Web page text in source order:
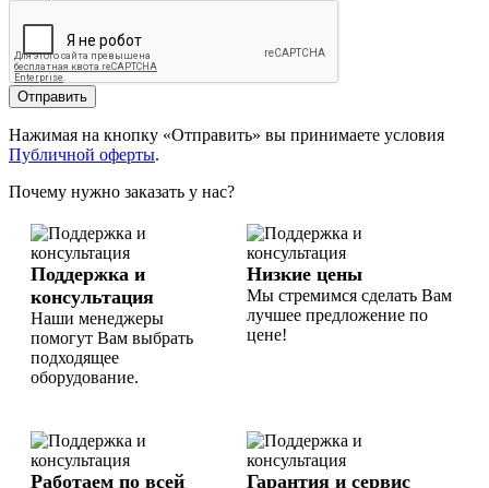
Отправить
Нажимая на кнопку «Отправить» вы принимаете условия
Публичной оферты.
Почему нужно заказать у нас?
Поддержка и
консультация
Наши менеджеры
помогут Вам выбрать
подходящее
оборудование.
Низкие цены
Мы стремимся сделать Вам
лучшее предложение по
цене!
Работаем по всей
Гарантия и сервис